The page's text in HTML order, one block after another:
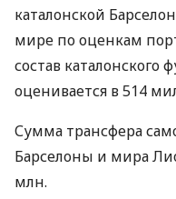
каталонской
мире по оценкам
состав каталонского
оценивается в 514
Сумма трансфера
Барселоны и мира
млн.